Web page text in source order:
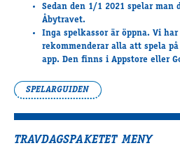
Sedan den 1/1 2021 spelar man
Åbytravet.
Inga spelkassorär öppna. Vi har
rekommenderar alla att spela på
app. Den finns i Appstore eller
SPELARGUIDEN
TRAVDAGSPAKETET MENY